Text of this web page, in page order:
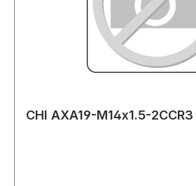
CHI AXA19-M14x1.5-2CCR3